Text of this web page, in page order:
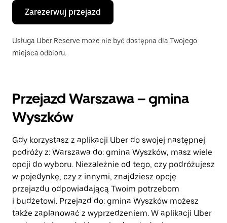
Zarezerwuj przejazd
Usługa Uber Reserve może nie być dostępna dla Twojego
miejsca odbioru.
Przejazd Warszawa – gmina
Wyszków
Gdy korzystasz z aplikacji Uber do swojej następnej
podróży z: Warszawa do: gmina Wyszków, masz wiele
opcji do wyboru. Niezależnie od tego, czy podróżujesz
w pojedynkę, czy z innymi, znajdziesz opcję
przejazdu odpowiadającą Twoim potrzebom
i budżetowi. Przejazd do: gmina Wyszków możesz
także zaplanować z wyprzedzeniem. W aplikacji Uber